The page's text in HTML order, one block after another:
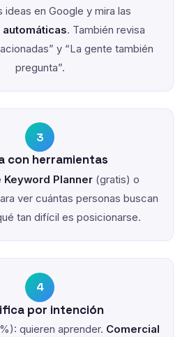
ideas en Google y mira las
. También revisa
y “La gente también
pregunta”.
3
con herramientas
Keyword Planner(gratis) o
ver cuántas personas buscan
tan difícil es posicionarse.
4
por intención
quieren aprender. Comercial